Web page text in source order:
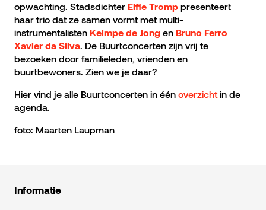
opwachting. Stadsdichter Elfie Tromp presenteert
haar trio dat ze samen vormt met multi-
instrumentalisten Keimpe de Jong en Bruno Ferro
Xavier da Silva. De Buurtconcerten zijn vrij te
bezoeken door familieleden, vrienden en
buurtbewoners. Zien we je daar?
Hier vind je alle Buurtconcerten in één overzichtin de
agenda.
foto: Maarten Laupman
Informatie